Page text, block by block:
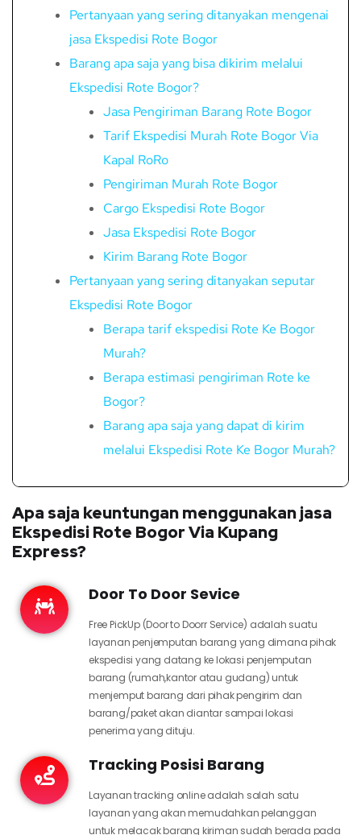
Pertanyaan yang sering ditanyakan mengenai
jasa Ekspedisi Rote Bogor
Barang apa saja yang bisa dikirim melalui
Ekspedisi Rote Bogor?
Jasa Pengiriman Barang Rote Bogor
Tarif Ekspedisi Murah Rote Bogor Via
Kapal RoRo
Pengiriman Murah Rote Bogor
Cargo Ekspedisi Rote Bogor
Jasa Ekspedisi Rote Bogor
Kirim Barang Rote Bogor
Pertanyaan yang sering ditanyakan seputar
Ekspedisi Rote Bogor
Berapa tarif ekspedisi Rote Ke Bogor
Murah?
Berapa estimasi pengiriman Rote ke
Bogor?
Barang apa saja yang dapat di kirim
melalui Ekspedisi Rote Ke Bogor Murah?
Apa saja keuntungan menggunakan jasa
Ekspedisi Rote Bogor Via Kupang
Express?
Door To Door Sevice
Free PickUp (Door to Doorr Service) adalah suatu
layanan penjemputan barang yang dimana pihak
ekspedisi yang datang ke lokasi penjemputan
barang (rumah,kantor atau gudang) untuk
menjemput barang dari pihak pengirim dan
barang/paket akan diantar sampai lokasi
penerima yang dituju.
Tracking Posisi Barang
Layanan tracking online adalah salah satu
layanan yang akan memudahkan pelanggan
untuk melacak barang kiriman sudah berada pada